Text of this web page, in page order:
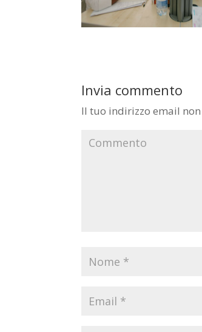
Invia commento
Il tuo indirizzo email